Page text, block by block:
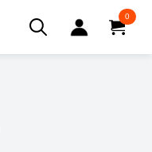
Search
0